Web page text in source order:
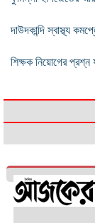
দাউদকান্দি স্বাস্থ্য
শিক্ষক নিয়োগের প্রশ্ন